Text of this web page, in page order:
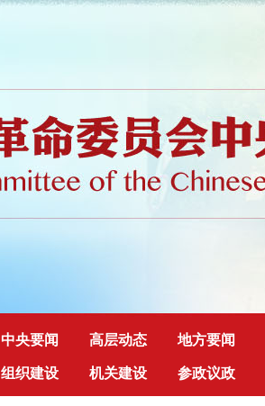
中央要闻 高层动态 地方要闻
组织建设 机关建设 参政议政